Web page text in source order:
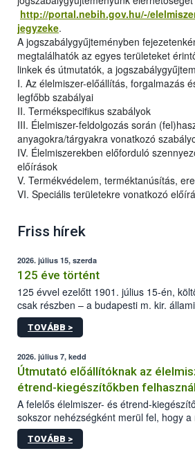
http://portal.nebih.gov.hu/-/
jegyzeke.
A jogszabálygyűjteményben
megtalálhatók az egyes területeket
linkek és útmutatók, a
I. Az élelmiszer-előállítás, forgalmazás
legfőbb szabályai
II. Termékspecifikus szabályok
III. Élelmiszer-feldolgozás során
anyagokra/tárgyakra vonatkozó
IV. Élelmiszerekben előforduló
előírások
V. Termékvédelem, terméktanúsítás,
VI. Speciális területekre vonatkozó
Friss hírek
2026. július 15, szerda
125 éve történt
125 évvel ezelőtt 1901. július 15-én,
csak részben – a budapesti m. kir.
állomás a Kis Rókus utca 15. szám
tervezett új épületébe.
TOVÁBB >
2026. július 7, kedd
Útmutató előállítóknak az
étrend-kiegészítőkben
növényi kivonatok élelmiszer-
kockázatértékeléséhez
A felelős élelmiszer- és étrend-
sokszor nehézségként merül fel, hogy
és kivonatok, melyek jelenleg uniós
milyen tisztasági, minőségi és biztonsági
TOVÁBB >